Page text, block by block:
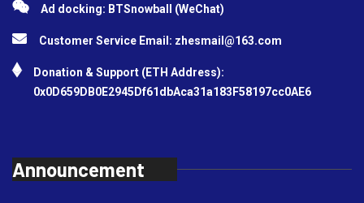
Ad docking: BTSnowball (WeChat)
Customer Service Email: zhesmail@163.com
Donation & Support (ETH Address):
0x0D659DB0E2945Df61dbAca31a183F58197cc0AE6
Announcement